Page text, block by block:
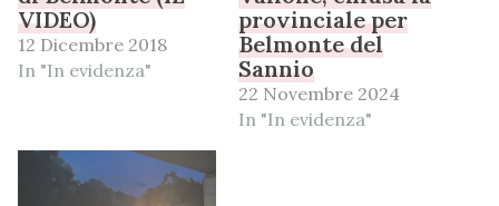
VIDEO)
12 Dicembre 2018
In "In evidenza"
provinciale per
Belmonte del
Sannio
22 Novembre 2024
In "In evidenza"